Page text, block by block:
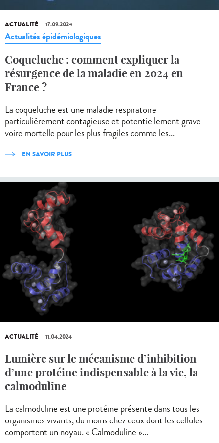
ACTUALITÉ 17.09.2024
Actualités épidémiologiques
Coqueluche : comment expliquer la
résurgence de la maladie en 2024 en
France ?
La coqueluche est une maladie respiratoire
particulièrement contagieuse et potentiellement grave
voire mortelle pour les plus fragiles comme les...
EN SAVOIR PLUS
ACTUALITÉ 11.04.2024
Lumière sur le mécanisme d’inhibition
d’une protéine indispensable à la vie, la
calmoduline
La calmoduline est une protéine présente dans tous les
organismes vivants, du moins chez ceux dont les cellules
comportent un noyau. « Calmoduline »...